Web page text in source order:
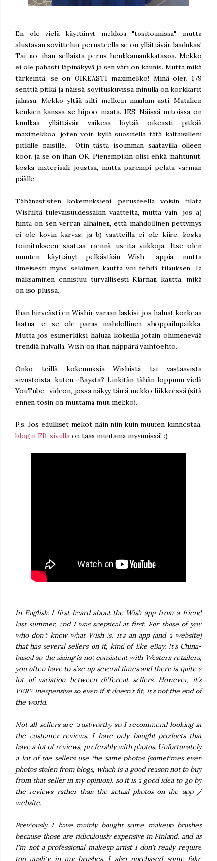
En ole vielä käyttänyt mekkoa "tositoimissa", mutta
alustavan sovittelun perusteella se on yllättävän laadukas!
Tai no, ihan sellaista perus henkkamaukkatasoa. Mekko
ei ole pahasti läpinäkyvä ja sen väri on kaunis. Mutta mikä
tärkeintä, se on OIKEASTI maximekko! Minä olen 179
senttiä pitkä ja näissä sovituskuvissa minulla on korkkarit
jalassa. Mekko yltää silti melkein maahan asti. Matalien
kenkien kanssa se hipoo maata. JES! Näissä mitoissa on
kuulkaa yllättävän vaikeaa löytää oikeasti pitkää
maximekkoa, joten voin kyllä suositella tätä kaltaisilleni
pitkille naisille. Otin tästä isoimman saatavilla olleen
koon ja se on ihan OK. Pienempikin olisi ehkä mahtunut,
koska materiaali joustaa, mutta parempi pelata varman
päälle.
Tähänastisten kokemuksieni perusteella voisin tilata
Wishiltä tulevaisuudessakin vaatteita, mutta vain, jos a)
hinta on sen verran alhainen, että mahdollinen pettymys
ei ole kovin karvas, ja b) vaatteilla ei ole kiire, koska
toimitukseen saattaa mennä useita viikkoja. Itse olen
muuten käyttänyt pelkästään Wish -appia, mutta
ilmeisesti myös selaimen kautta voi tehdä tilauksen. Ja
maksaminen onnistuu turvallisesti Klarnan kautta, mikä
on iso plussa.
Ihan hirveästi en Wishin varaan laskisi; jos haluat korkeaa
laatua, ei se ole paras mahdollinen shoppailupaikka.
Mutta jos esimerkiksi haluaa kokeilla jotain ohimenevää
trendiä halvalla, Wish on ihan näppärä vaihtoehto.
Onko teillä kokemuksia Wishistä tai vastaavista
sivustoista, kuten eBaysta? Linkitän tähän loppuun vielä
YouTube -videon, jossa näkyy tämä mekko liikkeessä (sitä
ennen tosin on muutama muu mekko).
P.s. Jos edulliset mekot näin niin kuin muuten kiinnostaa,
blogin FB-sivulla on taas muutama myynnissä! :)
In English: I first heard about the Wish app from a friend
last summer, and I was sceptical at first. For those of you
who don't know what Wish is, it's an app (and a website)
that has several sellers on it, kind of like eBay. It's China-
based so the sizing is not consistent with Western retailers;
you often have to size up several times and there is quite a
lot of variation between different sellers. However, it's
VERY inexpensive so even if it doesn't fit, it's not the end of
the world.
Not all sellers are trustworthy so I recommend looking at
the customer reviews. I have only bought products that
have a lot of reviews, preferably with photos. Unfortunately
a lot of the sellers use the same photos (sometimes even
photos stolen from blogs, which is a good reason not to buy
from that seller in my opinion), so it is a good idea to go by
the reviews rather than the actual photos on the app /
website.
Previously I have mainly bought some makeup brushes
because those are ridiculously expensive in Finland, and as
I'm not a professional makeup artist I don't really require
top quality in my brushes. I also purchased some fake